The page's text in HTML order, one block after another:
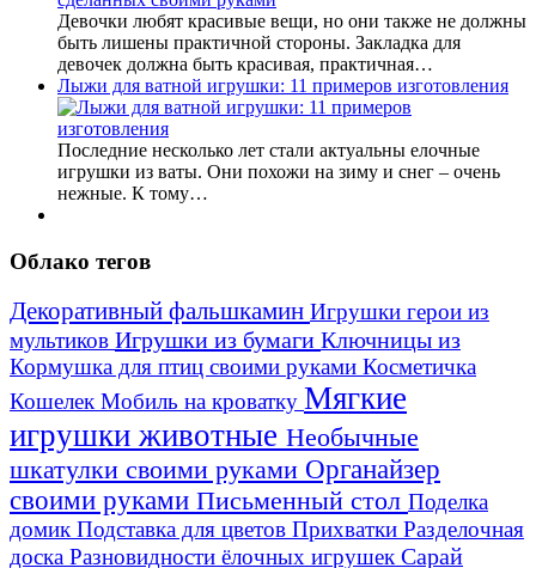
Девочки любят красивые вещи, но они также не должны
быть лишены практичной стороны. Закладка для
девочек должна быть красивая, практичная…
Лыжи для ватной игрушки: 11 примеров изготовления
Последние несколько лет стали актуальны елочные
игрушки из ваты. Они похожи на зиму и снег – очень
нежные. К тому…
Облако тегов
Декоративный фальшкамин Игрушки герои из
мультиков Игрушки из бумаги Ключницы из
Кормушка для птиц своими руками Косметичка
КошелекМобиль на кроватку Мягкие
игрушки животные Необычные
шкатулки своими руками Органайзер
своими руками Письменный стол Поделка
домикПодставка для цветов Прихватки Разделочная
доска Разновидности ёлочных игрушекСарай